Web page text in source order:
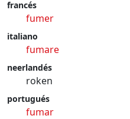
francés
fumer
italiano
fumare
neerlandés
roken
portugués
fumar